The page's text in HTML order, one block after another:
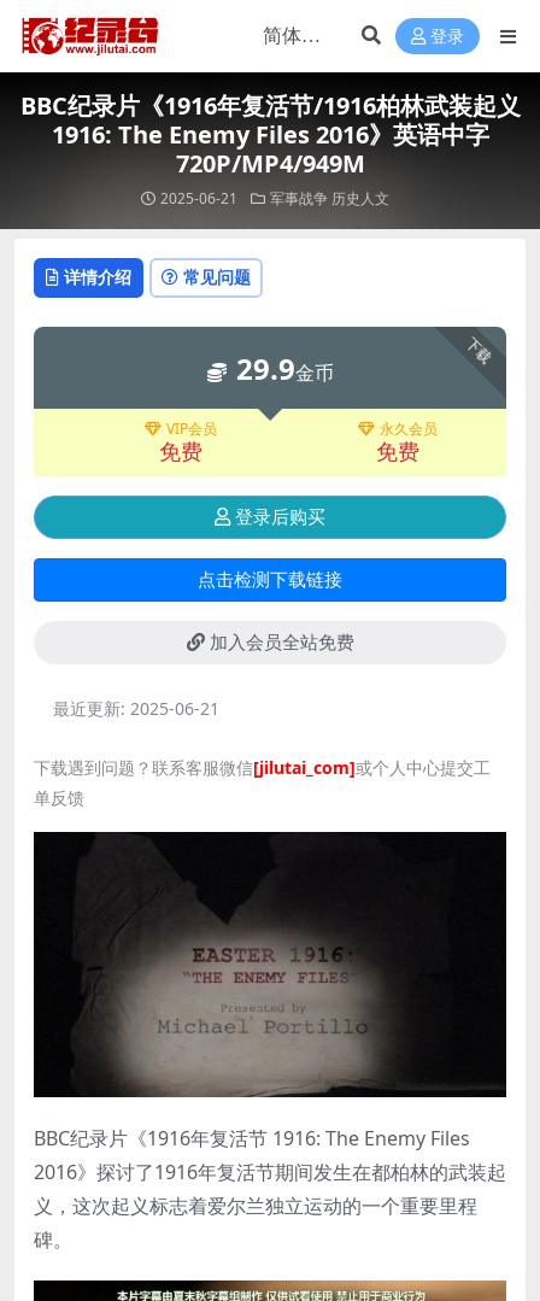
登录
BBC纪录片《1916年复活节/1916柏林武装起义
1916: The Enemy Files 2016》英语中字
720P/MP4/949M
2025-06-21 军事战争 历史人文
详情介绍 常见问题
下载
29.9金币
VIP会员
免费
永久会员
免费
登录后购买
点击检测下载链接
加入会员全站免费
最近更新: 2025-06-21
下载遇到问题？联系客服微信[jilutai_com]或个人中心提交工
单反馈
BBC纪录片《1916年复活节 1916: The Enemy Files
2016》探讨了1916年复活节期间发生在都柏林的武装起
义，这次起义标志着爱尔兰独立运动的一个重要里程
碑。